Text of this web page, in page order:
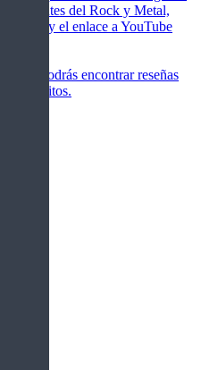
importantes del Rock y Metal,
y el enlace a YouTube
podrás encontrar reseñas
favoritos.